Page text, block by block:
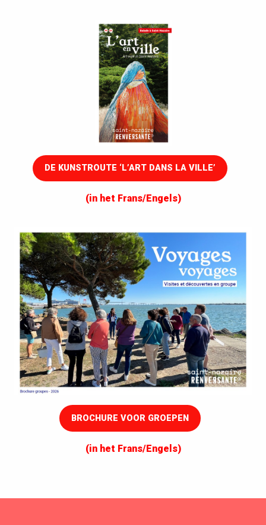
DE KUNSTROUTE ‘L’ART DANS LA VILLE’
(in het Frans/Engels)
BROCHURE VOOR GROEPEN
(in het Frans/Engels)